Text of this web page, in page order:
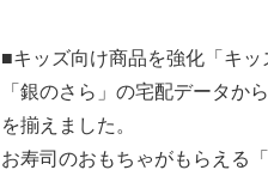
■キッズ向け商品を強化「キッ
「銀のさら」の宅配データか
を揃えました。
お寿司のおもちゃがもらえる